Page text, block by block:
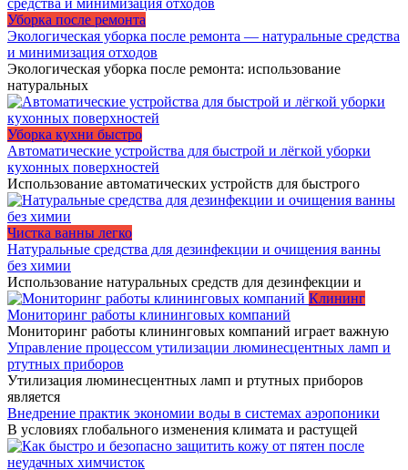
Уборка после ремонта
Экологическая уборка после ремонта — натуральные средства
и минимизация отходов
Экологическая уборка после ремонта: использование
натуральных
Уборка кухни быстро
Автоматические устройства для быстрой и лёгкой уборки
кухонных поверхностей
Использование автоматических устройств для быстрого
Чистка ванны легко
Натуральные средства для дезинфекции и очищения ванны
без химии
Использование натуральных средств для дезинфекции и
Клининг
Мониторинг работы клининговых компаний
Мониторинг работы клининговых компаний играет важную
Управление процессом утилизации люминесцентных ламп и
ртутных приборов
Утилизация люминесцентных ламп и ртутных приборов
является
Внедрение практик экономии воды в системах аэропоники
В условиях глобального изменения климата и растущей